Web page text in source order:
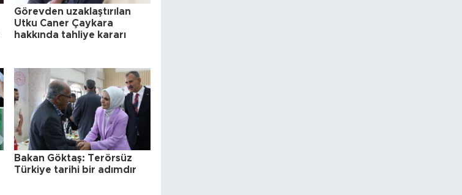
Görevden uzaklaştırılan
Utku Caner Çaykara
hakkında tahliye kararı
Bakan Göktaş: Terörsüz
Türkiye tarihi bir adımdır